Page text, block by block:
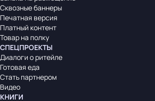
Сквозные баннеры
Печатная версия
Платный контент
Товар на полку
СПЕЦПРОЕКТЫ
Диалоги о ритейле
Готовая еда
Стать партнером
Видео
КНИГИ